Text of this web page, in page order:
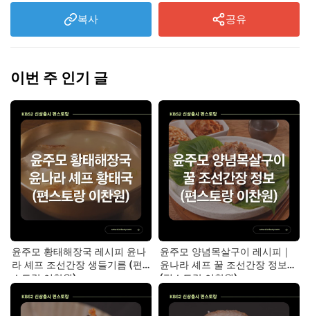
복사 공유
이번 주 인기 글
윤주모 황태해장국 레시피 윤나
라 셰프 조선간장 생들기름 (편
스토랑 이찬원)
윤주모 양념목살구이 레시피｜
윤나라 셰프 꿀 조선간장 정보
(편스토랑 이찬원)